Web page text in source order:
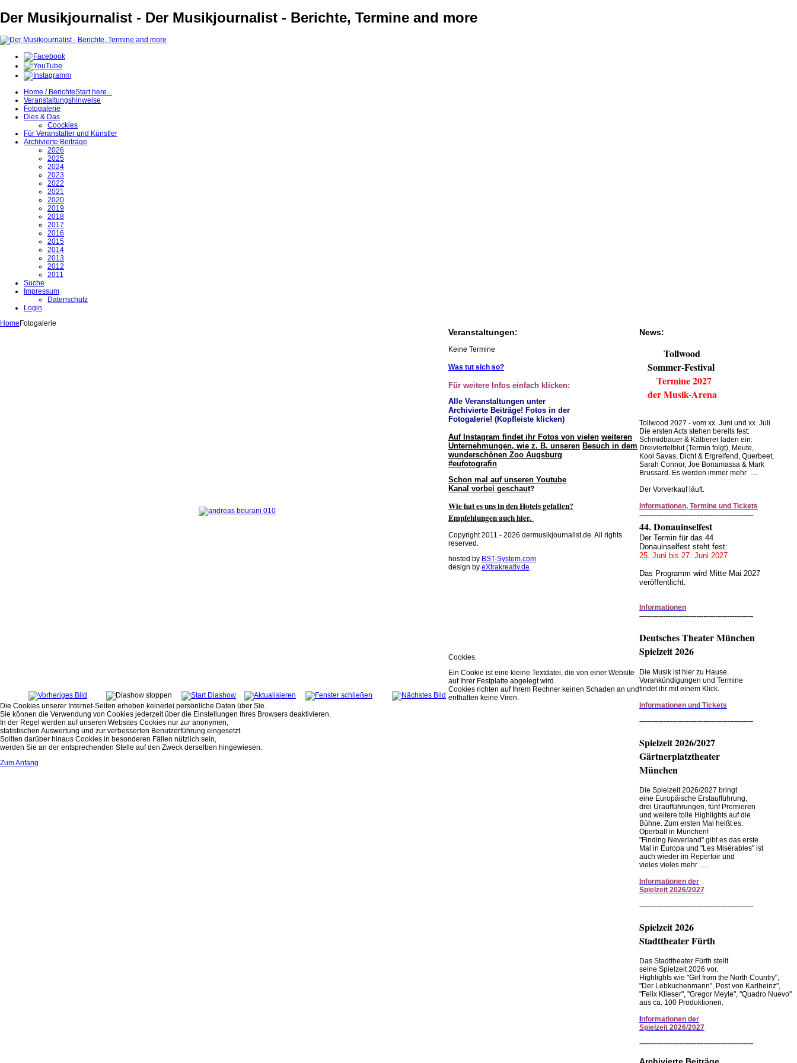
Der Musikjournalist - Der Musikjournalist - Berichte, Termine and more
Home / BerichteStart here...
Veranstaltungshinweise
Fotogalerie
Dies & Das
Coockies
Für Veranstalter und Künstler
Archivierte Beiträge
2026
2025
2024
2023
2022
2021
2020
2019
2018
2017
2016
2015
2014
2013
2012
2011
Suche
Impressum
Datenschutz
Login
Home Fotogalerie
Veranstaltungen:
Keine Termine
Was tut sich so?
Für weitere Infos einfach klicken:
Alle Veranstaltungen unter
Archivierte Beiträge! Fotos in der
Fotogalerie! (Kopfleiste klicken)
Auf Instagram findet ihr Fotos von vielen weiteren
Unternehmungen, wie z. B. unseren Besuch in dem
wunderschönen Zoo Augsburg
#eufotografin
Schon mal auf unseren Youtube
Kanal vorbei geschaut?
Wie hat es uns in den Hotels gefallen?
Empfehlungen auch hier.
News:
Tollwood
Sommer-Festival
Termine 2027
der Musik-Arena
Tollwood 2027 - vom xx. Juni und xx. Juli
Die ersten Acts stehen bereits fest:
Schmidbauer & Kälberer laden ein:
Dreiviertelblut (Termin folgt), Meute,
Kool Savas, Dicht & Ergreifend, Querbeet,
Sarah Connor, Joe Bonamassa & Mark
Brussard. Es werden immer mehr ....
Der Vorverkauf läuft.
Informationen, Termine und Tickets
------------------------------------------------
44. Donauinselfest
Der Termin für das 44.
Donauinselfest steht fest:
25. Juni bis 27. Juni 2027
Das Programm wird Mitte Mai 2027
veröffentlicht.
Informationen
------------------------------------------------
Deutsches Theater München
Spielzeit 2026
Die Musik ist hier zu Hause.
Vorankündigungen und Termine
findet ihr mit einem Klick.
Informationen und Tickets
------------------------------------------------
Spielzeit 2026/2027
Gärtnerplatztheater
München
Die Spielzeit 2026/2027 bringt
eine Europäische Erstaufführung,
drei Uraufführungen, fünf Premieren
und weitere tolle Highlights auf die
Bühne. Zum ersten Mal heißt es:
Operball in München!
"Finding Neverland" gibt es das erste
Mal in Europa und "Les Misérables" ist
auch wieder im Repertoir und
vieles vieles mehr ......
Informationen der
Spielzeit 2026/2027
------------------------------------------------
Spielzeit 2026
Stadttheater Fürth
Das Stadttheater Fürth stellt
seine Spielzeit 2026 vor.
Highlights wie "Girl from the North Country",
"Der Lebkuchenmann", Post von Karlheinz",
"Felix Klieser", "Gregor Meyle", "Quadro Nuevo"
aus ca. 100 Produktionen.
Informationen der
Spielzeit 2026/2027
------------------------------------------------
Copyright 2011 - 2026 dermusikjournalist.de. All rights
reserved.
hosted by BST-System.com
design by eXtrakreativ.de
Cookies.
Ein Cookie ist eine kleine Textdatei, die von einer Website
auf Ihrer Festplatte abgelegt wird.
Cookies richten auf Ihrem Rechner keinen Schaden an und
enthalten keine Viren.
Die Cookies unserer Internet-Seiten erheben keinerlei persönliche Daten über Sie.
Sie können die Verwendung von Cookies jederzeit über die Einstellungen Ihres Browsers deaktivieren.
In der Regel werden auf unseren Websites Cookies nur zur anonymen,
statistischen Auswertung und zur verbesserten Benutzerführung eingesetzt.
Sollten darüber hinaus Cookies in besonderen Fällen nützlich sein,
werden Sie an der entsprechenden Stelle auf den Zweck derselben hingewiesen.
Zum Anfang